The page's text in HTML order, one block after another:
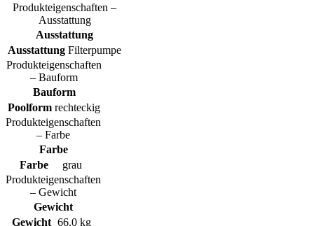
Produkteigenschaften –
Ausstattung
Ausstattung
Ausstattung Filterpumpe
Produkteigenschaften
– Bauform
Bauform
Poolform rechteckig
Produkteigenschaften
– Farbe
Farbe
Farbe
grau
Produkteigenschaften
– Gewicht
Gewicht
Gewicht 66.0 kg